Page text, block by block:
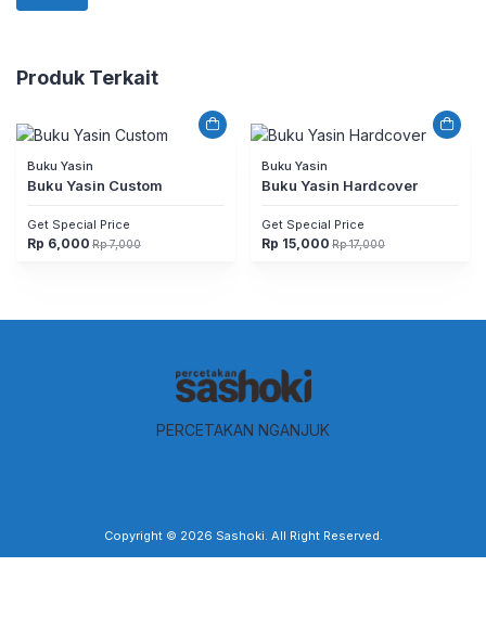
Produk Terkait
Buku Yasin
Buku Yasin Custom
Get Special Price
Rp7,000
Harga
Rp 6,000
Harga
Buku Yasin
Buku Yasin Hardcover
Get Special Price
Rp17,000
Harga
Rp 15,000
Harga
PERCETAKAN NGANJUK
Copyright © 2026 Sashoki. All Right Reserved.